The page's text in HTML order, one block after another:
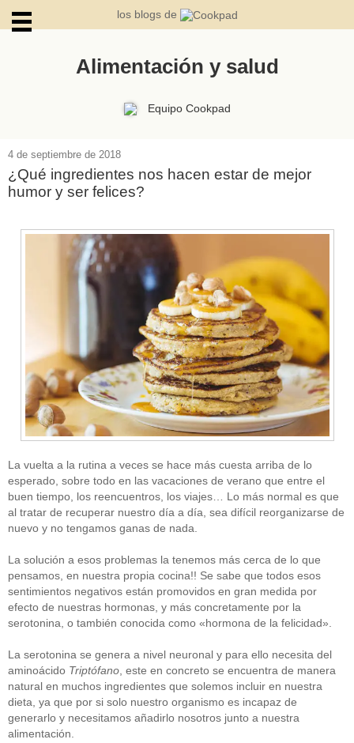
los blogs de
Alimentación y salud
Equipo Cookpad
4 de septiembre de 2018
¿Qué ingredientes nos hacen estar de mejor
humor y ser felices?
La vuelta a la rutina a veces se hace más cuesta arriba de lo
esperado, sobre todo en las vacaciones de verano que entre el
buen tiempo, los reencuentros, los viajes… Lo más normal es que
al tratar de recuperar nuestro día a día, sea difícil reorganizarse de
nuevo y no tengamos ganas de nada.
La solución a esos problemas la tenemos más cerca de lo que
pensamos, en nuestra propia cocina!! Se sabe que todos esos
sentimientos negativos están promovidos en gran medida por
efecto de nuestras hormonas, y más concretamente por la
serotonina, o también conocida como «hormona de la felicidad».
La serotonina se genera a nivel neuronal y para ello necesita del
aminoácido Triptófano, este en concreto se encuentra de manera
natural en muchos ingredientes que solemos incluir en nuestra
dieta, ya que por si solo nuestro organismo es incapaz de
generarlo y necesitamos añadirlo nosotros junto a nuestra
alimentación.